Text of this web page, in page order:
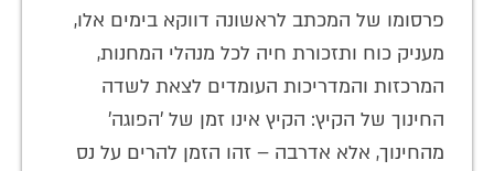
פרסומו של המכתב לראשונה דווקא בימים אלו,
מעניק כוח ותזכורת חיה לכל מנהלי המחנות,
המרכזות והמדריכות העומדים לצאת לשדה
החינוך של הקיץ: הקיץ אינו זמן של 'הפוגה'
מהחינוך, אלא אדרבה – זהו הזמן להרים על נס